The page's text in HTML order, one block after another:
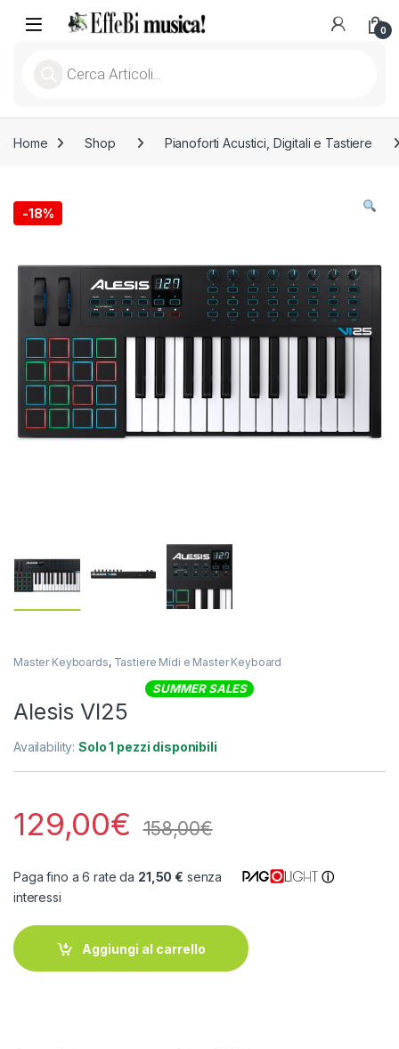
Skip to navigation
Skip to content
Open 0
Home Shop Pianoforti Acustici, Digitali e Tastiere
-18%
Master Keyboards, Tastiere Midi e Master Keyboard
SUMMER SALES
Alesis VI25
Availability:Solo 1 pezzi disponibili
129,00€ 158,00€
Paga fino a 6 rate da 21,50 € senza
interessi
ⓘ
Aggiungi al carrello